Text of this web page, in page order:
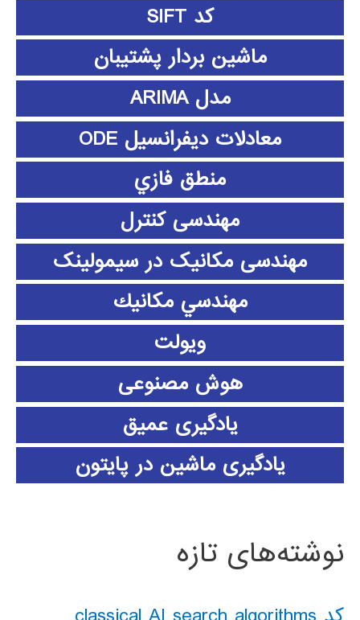
کد SIFT
ماشین بردار پشتیبان
مدل ARIMA
معادلات دیفرانسیل ODE
منطق فازي
مهندسی کنترل
مهندسی مکانیک در سیمولینک
مهندسي مكانيك
ویولت
هوش مصنوعی
یادگیری عمیق
یادگیری ماشین در پایتون
نوشته‌های تازه